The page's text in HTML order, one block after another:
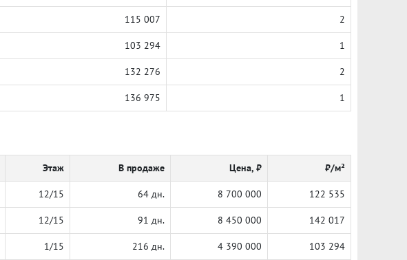
115 007 2
103 294 1
132 276 2
136 975 1
Этаж В продаже Цена, ₽ ₽/м²
12/15 64 дн. 8 700 000 122 535
12/15 91 дн. 8 450 000 142 017
1/15 216 дн. 4 390 000 103 294